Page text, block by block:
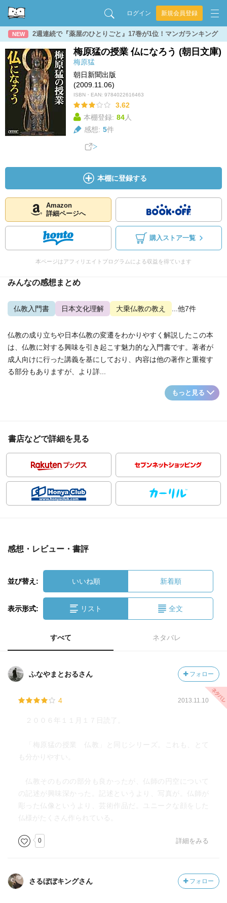
ログイン 新規会員登録
NEW 2週連続で『薬屋のひとりごと』17巻が1位！マンガランキング
梅原猛の授業 仏になろう (朝日文庫)
梅原猛
朝日新聞出版
(2009.11.06)
ISBN・EAN: 9784022616463
3.62
本棚登録: 84人
感想: 5件
本棚に登録する
Amazon
詳細ページへ
購入ストア一覧
本ページはアフィリエイトプログラムによる収益を得ています
みんなの感想まとめ
仏教入門書 日本文化理解 大乗仏教の教え ...他7件
仏教の成り立ちや日本仏教の変遷をわかりやすく解説したこの本
は、仏教に対する興味を引き起こす魅力的な入門書です。著者が
成人向けに行った講義を基にしており、内容は他の著作と重複す
る部分もありますが、より詳...
もっと見る
書店などで詳細を見る
感想・レビュー・書評
並び替え: いいね順 新着順
表示形式: リスト 全文
すべて ネタバレ
ふなやまとおるさん フォロー
4 2013.11.10
２００６年１１月１７日読了。
「梅原猛の授業 仏教」と同じシリーズ。これも、とて
も分かりやすい。
仏教そのものの部分も良かったが、仏師の円空について
の記述が興味深かった。記述というより、写真が。仏師が
彫った仏像というより、芸術作品だ。ユニークな顔をした
仏様がたくさん作られている。
0 詳細をみる
さるぼぼキングさん フォロー